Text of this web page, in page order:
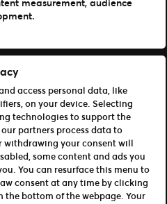
access personal data, like
on your device. Selecting
technologies to support the
partners process data to
withdrawing your consent will
some content and ads you
You can resurface this menu to
consent at any time by clicking
the bottom of the webpage. Your